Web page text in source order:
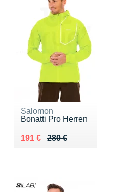
Salomon
Bonatti Pro Herren
280 €
Au lieu de 280 €
191 €
Vendu 191 €